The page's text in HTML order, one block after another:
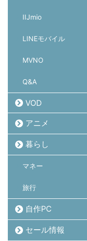
IIJmio
LINEモバイル
MVNO
Q&A
VOD
アニメ
暮らし
マネー
旅行
自作PC
セール情報